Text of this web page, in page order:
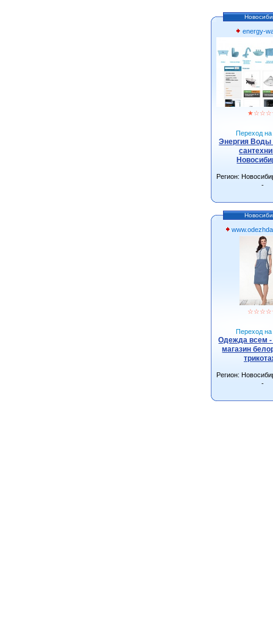
energy-
★☆☆☆
Переход на
Энергия Воды
Регион:
-
☆☆☆☆
Переход на
Одежда всем -
магазин
Регион:
-